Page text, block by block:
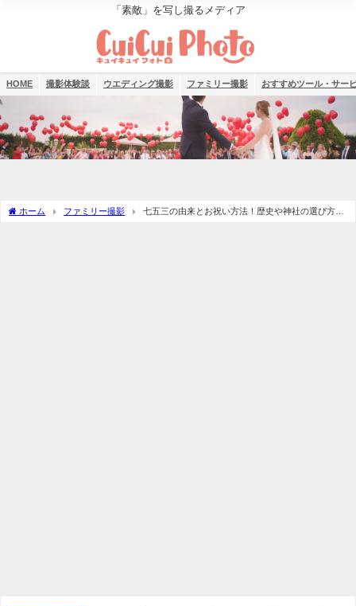
「素敵」を写し撮るメディア
HOME 撮影体験談 ウエディング撮影 ファミリー撮影 おすすめツール・サー
ホーム ファミリー撮影
七五三の由来とお祝い方法！歴史や神社の選び方も